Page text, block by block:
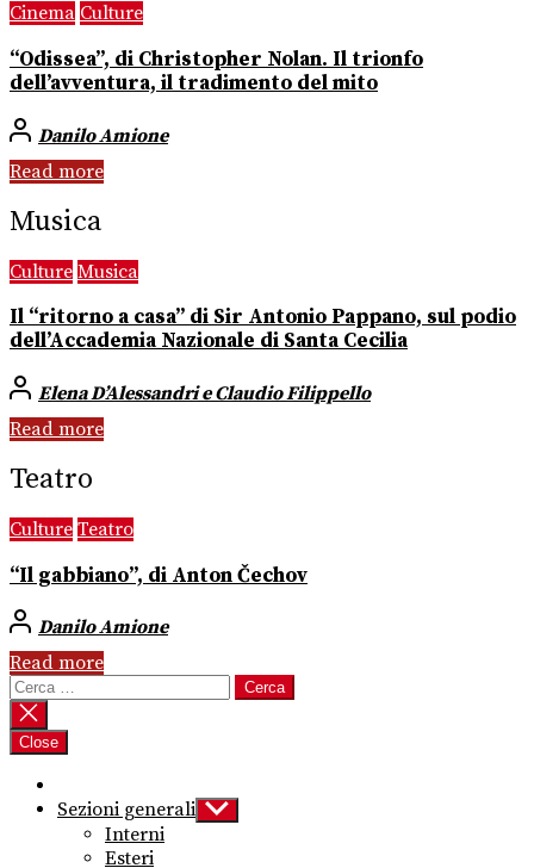
Cinema Culture
“Odissea”, di Christopher Nolan. Il trionfo
dell’avventura, il tradimento del mito
Danilo Amione
Read more
Musica
Culture Musica
Il “ritorno a casa” di Sir Antonio Pappano, sul podio
dell’Accademia Nazionale di Santa Cecilia
Elena D’Alessandri e Claudio Filippello
Read more
Teatro
Culture Teatro
“Il gabbiano”, di Anton Čechov
Danilo Amione
Read more
Ricerca
per:
Close
Sezioni generali Show
sub
Interni
Esteri